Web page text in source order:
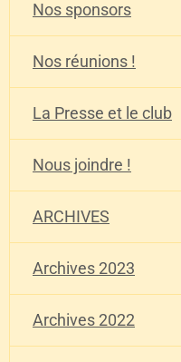
Nos sponsors
Nos réunions !
La Presse et le club
Nous joindre !
ARCHIVES
Archives 2023
Archives 2022